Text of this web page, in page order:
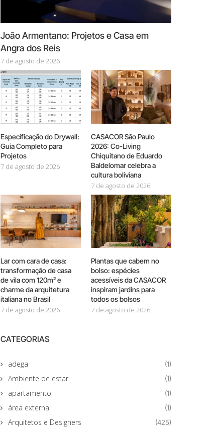
João Armentano: Projetos e Casa em
Angra dos Reis
7 de agosto de 2026
Especificação do Drywall:
Guia Completo para
Projetos
7 de agosto de 2026
CASACOR São Paulo
2026: Co-Living
Chiquitano de Eduardo
Baldelomar celebra a
cultura boliviana
7 de agosto de 2026
Lar com cara de casa:
transformação de casa
de vila com 120m² e
charme da arquitetura
italiana no Brasil
7 de agosto de 2026
Plantas que cabem no
bolso: espécies
acessíveis da CASACOR
inspiram jardins para
todos os bolsos
7 de agosto de 2026
CATEGORIAS
adega (1)
Ambiente de estar (1)
apartamento (1)
área externa (1)
Arquitetos e Designers (425)